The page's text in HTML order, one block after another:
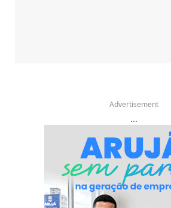
Advertisement
...